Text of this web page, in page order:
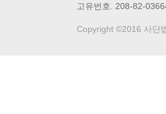
고유번호. 208-82-
Copyright ©2016 사단